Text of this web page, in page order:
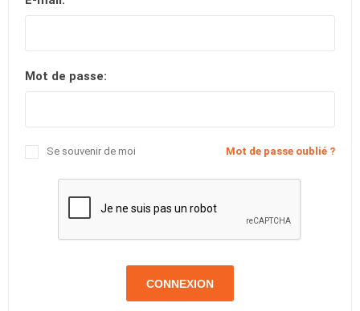
Mot de passe:
Mot de passe oublié ?
Se souvenir de moi
CONNEXION